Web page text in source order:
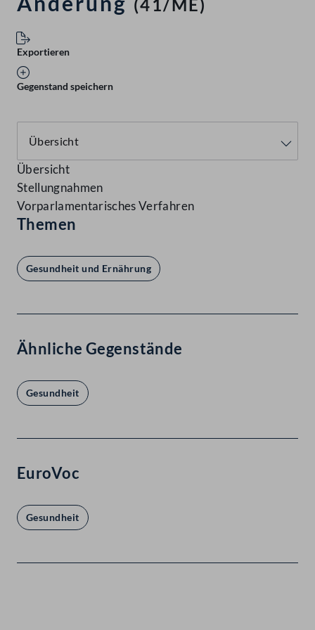
(41/ME)
Exportieren
Gegenstand speichern
Übersicht
Stellungnahmen
Vorparlamentarisches Verfahren
Themen
Gesundheit und Ernährung
Ähnliche Gegenstände
Gesundheit
EuroVoc
Gesundheit